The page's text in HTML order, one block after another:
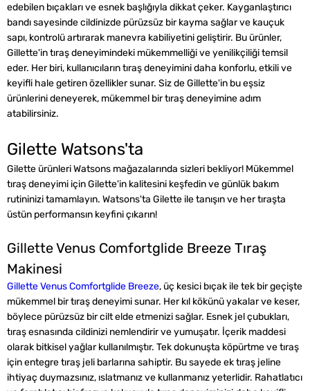
edebilen bıçakları ve esnek başlığıyla dikkat çeker. Kayganlaştırıcı
bandı sayesinde cildinizde pürüzsüz bir kayma sağlar ve kauçuk
sapı, kontrolü artırarak manevra kabiliyetini geliştirir. Bu ürünler,
Gillette'in tıraş deneyimindeki mükemmelliği ve yenilikçiliği temsil
eder. Her biri, kullanıcıların tıraş deneyimini daha konforlu, etkili ve
keyifli hale getiren özellikler sunar. Siz de Gillette'in bu eşsiz
ürünlerini deneyerek, mükemmel bir tıraş deneyimine adım
atabilirsiniz.
Gilette Watsons'ta
Gilette ürünleri Watsons mağazalarında sizleri bekliyor! Mükemmel
tıraş deneyimi için Gilette'in kalitesini keşfedin ve günlük bakım
rutininizi tamamlayın. Watsons'ta Gilette ile tanışın ve her tıraşta
üstün performansın keyfini çıkarın!
Gillette Venus Comfortglide Breeze Tıraş
Makinesi
Gillette Venus Comfortglide Breeze, üç kesici bıçak ile tek bir geçişte
mükemmel bir tıraş deneyimi sunar. Her kıl kökünü yakalar ve keser,
böylece pürüzsüz bir cilt elde etmenizi sağlar. Esnek jel çubukları,
tıraş esnasında cildinizi nemlendirir ve yumuşatır. İçerik maddesi
olarak bitkisel yağlar kullanılmıştır. Tek dokunuşta köpürtme ve tıraş
için entegre tıraş jeli barlarına sahiptir. Bu sayede ek tıraş jeline
ihtiyaç duymazsınız, ıslatmanız ve kullanmanız yeterlidir. Rahatlatıcı